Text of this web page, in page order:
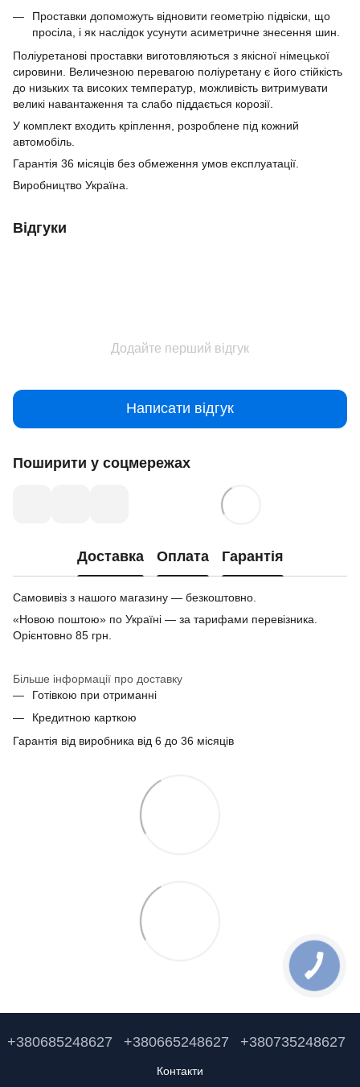
Проставки допоможуть відновити геометрію підвіски, що
просіла, і як наслідок усунути асиметричне знесення шин.
Поліуретанові проставки виготовляються з якісної німецької
сировини.
Величезною перевагою поліуретану є його стійкість
до низьких та високих температур, можливість витримувати
великі навантаження та слабо піддається корозії.
У комплект входить кріплення, розроблене під кожний
автомобіль.
Гарантія 36 місяців без обмеження умов експлуатації.
Виробництво Україна.
Відгуки
Додайте перший відгук
Написати відгук
Поширити у соцмережах
Доставка Оплата Гарантія
Самовивіз з нашого магазину — безкоштовно.
«Новою поштою» по Україні — за тарифами перевізника.
Орієнтовно 85 грн.
Більше інформації про доставку
Готівкою при отриманні
Кредитною карткою
Гарантія від виробника від 6 до 36 місяців
+380685248627 +380665248627 +380735248627
Контакти